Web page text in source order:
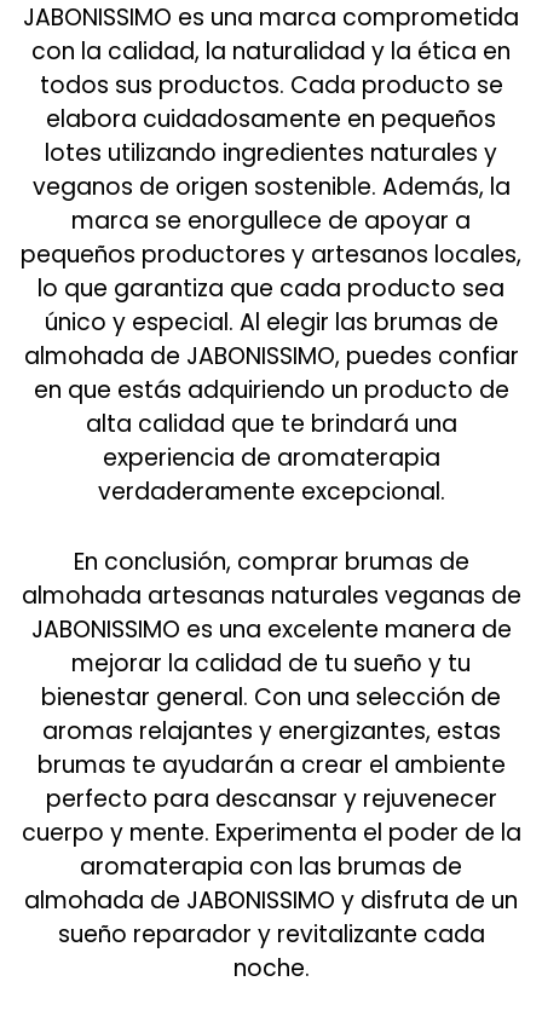
JABONISSIMO es una marca comprometida
con la calidad, la naturalidad y la ética en
todos sus productos. Cada producto se
elabora cuidadosamente en pequeños
lotes utilizando ingredientes naturales y
veganos de origen sostenible. Además, la
marca se enorgullece de apoyar a
pequeños productores y artesanos locales,
lo que garantiza que cada producto sea
único y especial. Al elegir las brumas de
almohada de JABONISSIMO, puedes confiar
en que estás adquiriendo un producto de
alta calidad que te brindará una
experiencia de aromaterapia
verdaderamente excepcional.
En conclusión, comprar brumas de
almohada artesanas naturales veganas de
JABONISSIMO es una excelente manera de
mejorar la calidad de tu sueño y tu
bienestar general. Con una selección de
aromas relajantes y energizantes, estas
brumas te ayudarán a crear el ambiente
perfecto para descansar y rejuvenecer
cuerpo y mente. Experimenta el poder de la
aromaterapia con las brumas de
almohada de JABONISSIMO y disfruta de un
sueño reparador y revitalizante cada
noche.